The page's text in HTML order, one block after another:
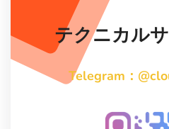
テクニカル
Telegram：